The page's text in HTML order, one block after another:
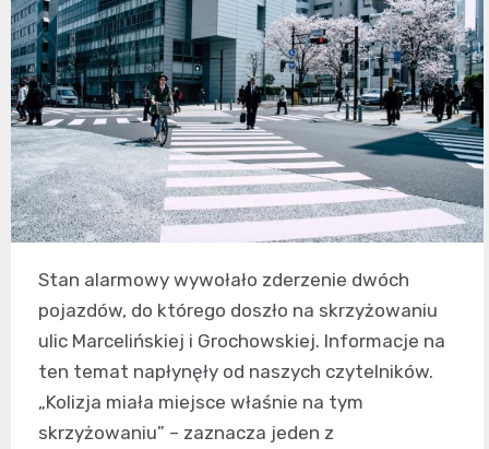
Stan alarmowy wywołało zderzenie dwóch
pojazdów, do którego doszło na skrzyżowaniu
ulic Marcelińskiej i Grochowskiej. Informacje na
ten temat napłynęły od naszych czytelników.
„Kolizja miała miejsce właśnie na tym
skrzyżowaniu” – zaznacza jeden z